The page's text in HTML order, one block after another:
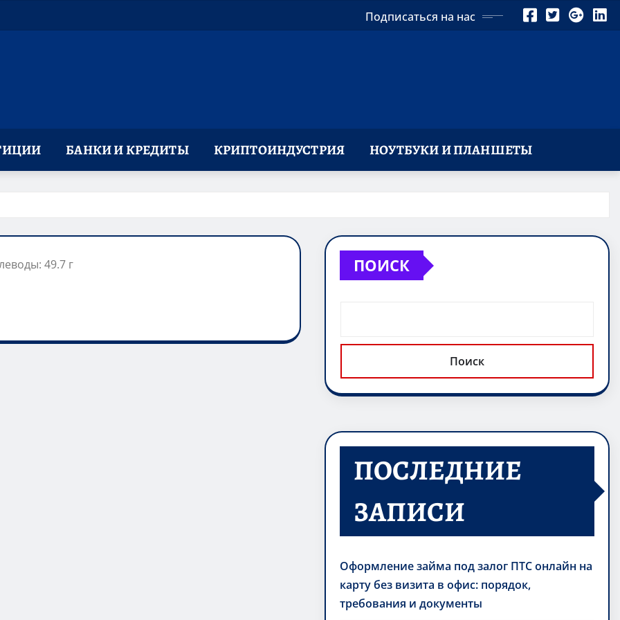
Подписаться на нас
БАНКИ И КРЕДИТЫ КРИПТОИНДУСТРИЯ НОУТБУКИ И ПЛАНШЕТЫ
49.7 г ПОИСК
Поиск
ПОСЛЕДНИЕ
ЗАПИСИ
Оформление займа под залог ПТС онлайн на
карту без визита в офис: порядок,
требования и документы